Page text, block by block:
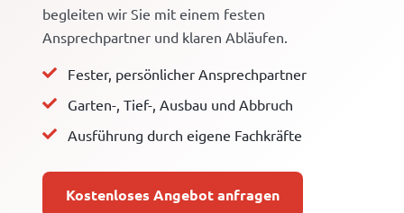
begleiten wir Sie mit einem festen
Ansprechpartner und klaren Abläufen.
Fester, persönlicher Ansprechpartner
Garten-, Tief-, Ausbau und Abbruch
Ausführung durch eigene Fachkräfte
Kostenloses Angebot anfragen